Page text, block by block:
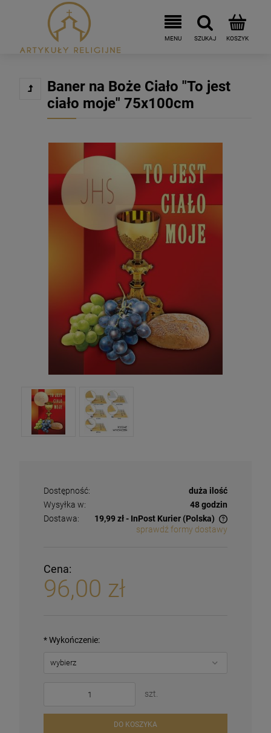
Baner na Boże Ciało "To jest
ciało moje" 75x100cm
Dostępność:
duża ilość
Wysyłka w:
48 godzin
Dostawa:
19,99 zł- InPost Kurier (Polska)
sprawdź formy dostawy
Cena:
96,00 zł
*Wykończenie:
szt.
DO KOSZYKA